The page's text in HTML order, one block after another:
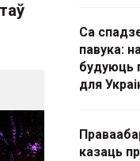
Са
павука:
будуюць
для
казаць